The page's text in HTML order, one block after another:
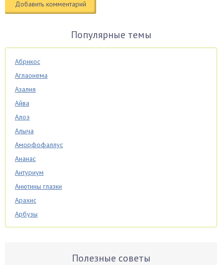
Популярные темы
Абрикос
Аглаонема
Азалия
Айва
Алоэ
Алыча
Аморфофаллус
Ананас
Антуриум
Анютины глазки
Арахис
Арбузы
Аспарагус
Полезные советы